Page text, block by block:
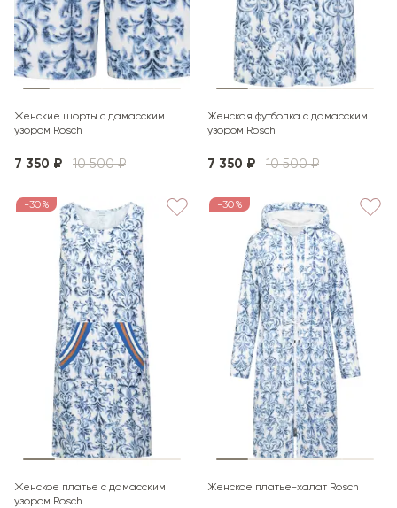
Женские шорты с дамасским
узором Rosch
7 350 ₽ 10 500 ₽
Женская футболка с дамасским
узором Rosch
7 350 ₽ 10 500 ₽
-30%
Женское платье с дамасским
узором Rosch
-30%
Женское платье-халат Rosch